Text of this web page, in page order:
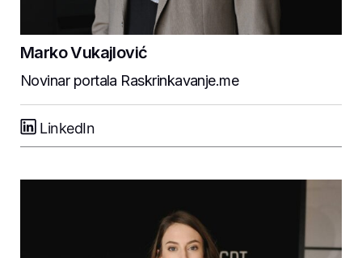
Marko Vukajlović
Novinar portala Raskrinkavanje.me
LinkedIn